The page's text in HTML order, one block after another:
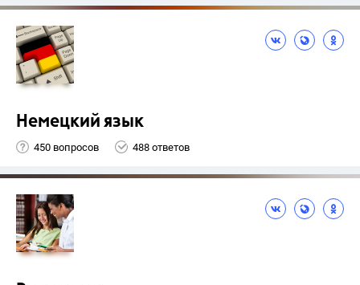
Немецкий язык
450 вопросов 488 ответов